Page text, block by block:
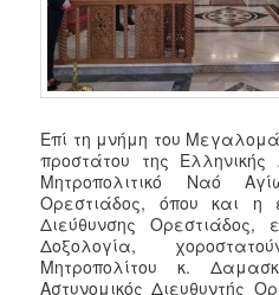
Επί τη μνήμη του
προστάτου της Ελληνικής
Μητροπολιτικό Ναό
Ορεστιάδος, όπου και η
Διεύθυνσης
Δοξολογία,
Μητροπολίτου κ.
Αστυνομικός Διευθυντής